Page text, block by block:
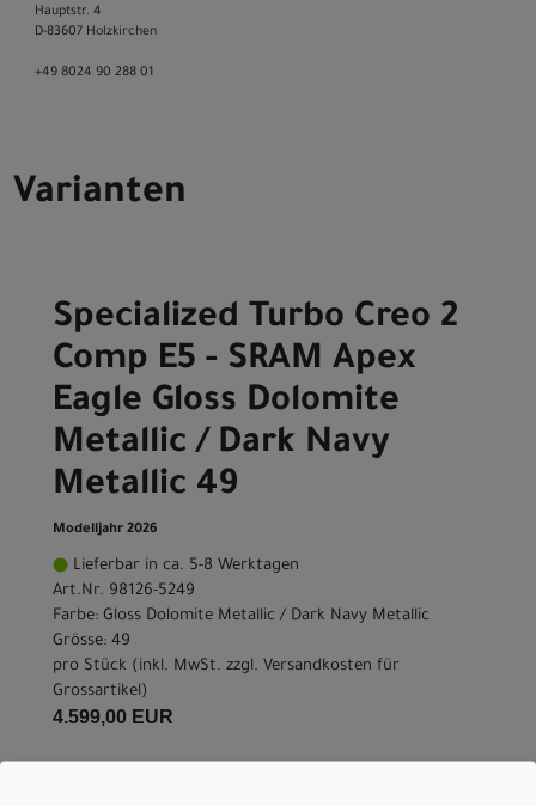
Hauptstr. 4
D-83607 Holzkirchen
+49 8024 90 288 01
Varianten
Specialized Turbo Creo 2
Comp E5 - SRAM Apex
Eagle Gloss Dolomite
Metallic / Dark Navy
Metallic 49
Modelljahr 2026
Lieferbar in ca. 5-8 Werktagen
Art.Nr. 98126-5249
Farbe: Gloss Dolomite Metallic / Dark Navy Metallic
Grösse: 49
pro Stück (inkl. MwSt. zzgl. Versandkosten für
Grossartikel)
4.599,00 EUR